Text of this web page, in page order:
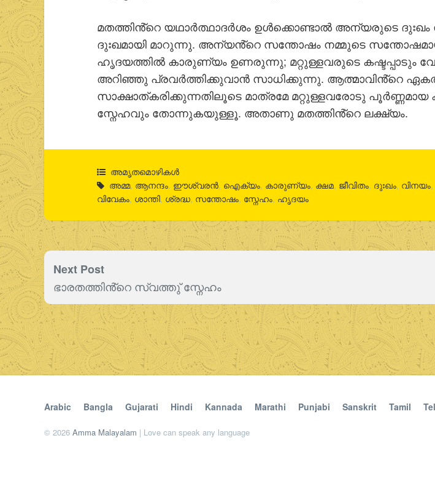
മതത്തിൻ്റെ യഥാര്‍ത്ഥാദര്‍ശം ഉള്‍ക്കൊണ്ടാല്‍ അന്യരുടെ ദുഃഖം
ദുഃഖമായി മാറുന്നു. അന്യൻ്റെ സന്തോഷം നമ്മുടെ
ഹൃദയത്തില്‍ കാരുണ്യം ഉണരുന്നു; മറ്റുള്ളവരുടെ കഷ്ടപ്പാടും
അറിഞ്ഞു പ്രവര്‍ത്തിക്കുവാന്‍ സാധിക്കുന്നു. ആത്മാവിൻ്റെ
സാക്ഷാത്കരിക്കുന്നതിലൂടെ മാത്രമേ മറ്റുള്ളവരോടു
സ്നേഹവും തോന്നുകയുള്ളൂ. അതാണു മതത്തിൻ്റെ ലക്ഷ്യം.
അമൃതമൊഴികള്‍
അമ്മ, ആനന്ദം, ഈശ്വരന്‍, ഐക്യം, കാരുണ്യം, ക്ഷമ, ജീവിതം, ദുഃഖം, വിനയം,
വിവേകം, ശാന്തി, ശ്രദ്ധ, സന്തോഷം, സ്നേഹം, ഹൃദയം
Next Post
ഭാരതത്തിൻ്റെ സ്വത്തു് സ്നേഹം
Arabic Bangla Gujarati Hindi Kannada Marathi Punjabi Sanskrit Tamil
© 2026 Amma Malayalam | Love can speak any language